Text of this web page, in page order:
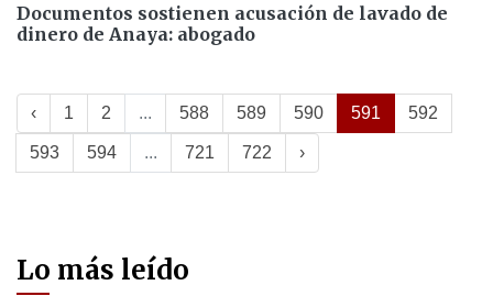
Documentos sostienen acusación de lavado de
dinero de Anaya: abogado
‹ 1 2 ... 588 589 590 591 592
593 594 ... 721 722 ›
Lo más leído